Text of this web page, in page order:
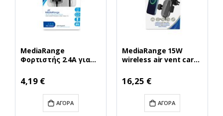
MediaRange
Φορτιστής 2.4A για
συσκευές με Micro
USB (Μαύρο)
(MRMA101-02)
4,19 €
ΑΓΟΡΆ
MediaRange 15W
wireless air vent car
automatic brackets,
black (MRMA117)
16,25 €
ΑΓΟΡΆ